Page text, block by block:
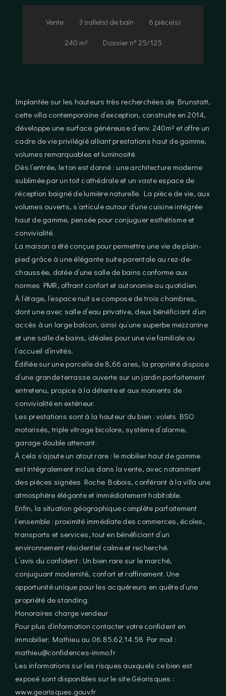
Vente 3 salle(s) de bain 6 pièce(s)
240 m² Dossier n° 25/125
Implantée sur les hauteurs très recherchées de Brunstatt,
cette villa contemporaine d’exception, construite en 2014,
développe une surface généreuse d’env. 240m² et offre un
cadre de vie privilégié alliant prestations haut de gamme,
volumes remarquables et luminosité.
Dès l’entrée, le ton est donné : une architecture moderne
sublimée par un toit cathédrale et un vaste espace de
réception baigné de lumière naturelle. La pièce de vie, aux
volumes ouverts, s’articule autour d’une cuisine intégrée
haut de gamme, pensée pour conjuguer esthétisme et
convivialité.
La maison a été conçue pour permettre une vie de plain-
pied grâce à une élégante suite parentale au rez-de-
chaussée, dotée d’une salle de bains conforme aux
normes PMR, offrant confort et autonomie au quotidien.
À l’étage, l’espace nuit se compose de trois chambres,
dont une avec salle d’eau privative, deux bénéficiant d’un
accès à un large balcon, ainsi qu’une superbe mezzanine
et une salle de bains, idéales pour une vie familiale ou
l’accueil d’invités.
Édifiée sur une parcelle de 8,66 ares, la propriété dispose
d’une grande terrasse ouverte sur un jardin parfaitement
entretenu, propice à la détente et aux moments de
convivialité en extérieur.
Les prestations sont à la hauteur du bien : volets BSO
motorisés, triple vitrage bicolore, système d’alarme,
garage double attenant.
À cela s’ajoute un atout rare : le mobilier haut de gamme
est intégralement inclus dans la vente, avec notamment
des pièces signées Roche Bobois, conférant à la villa une
atmosphère élégante et immédiatement habitable.
Enfin, la situation géographique complète parfaitement
l’ensemble : proximité immédiate des commerces, écoles,
transports et services, tout en bénéficiant d’un
environnement résidentiel calme et recherché.
L’avis du confident : Un bien rare sur le marché,
conjuguant modernité, confort et raffinement. Une
opportunité unique pour les acquéreurs en quête d’une
propriété de standing.
Honoraires charge vendeur
Pour plus d’information contacter votre confident en
immobilier: Mathieu au 06.85.62.14.58 Par mail :
mathieu@confidences-immo.fr
Les informations sur les risques auxquels ce bien est
exposé sont disponibles sur le site Géorisques :
www.georisques.gouv.fr